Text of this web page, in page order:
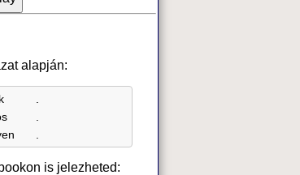
alapján:
is jelezheted: